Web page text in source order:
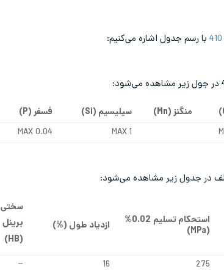
با رسم جدول اشاره می‌کنیم:
) منگنز (Mn
) سیلیسیم (Si
) فسفر (P
)
MAX 1
MAX 0.04
استحکام تسلیم
0.02%
(
MPa
) ازدیاد طول (%)
سختی
برینل
(
HB
)
275
16
–